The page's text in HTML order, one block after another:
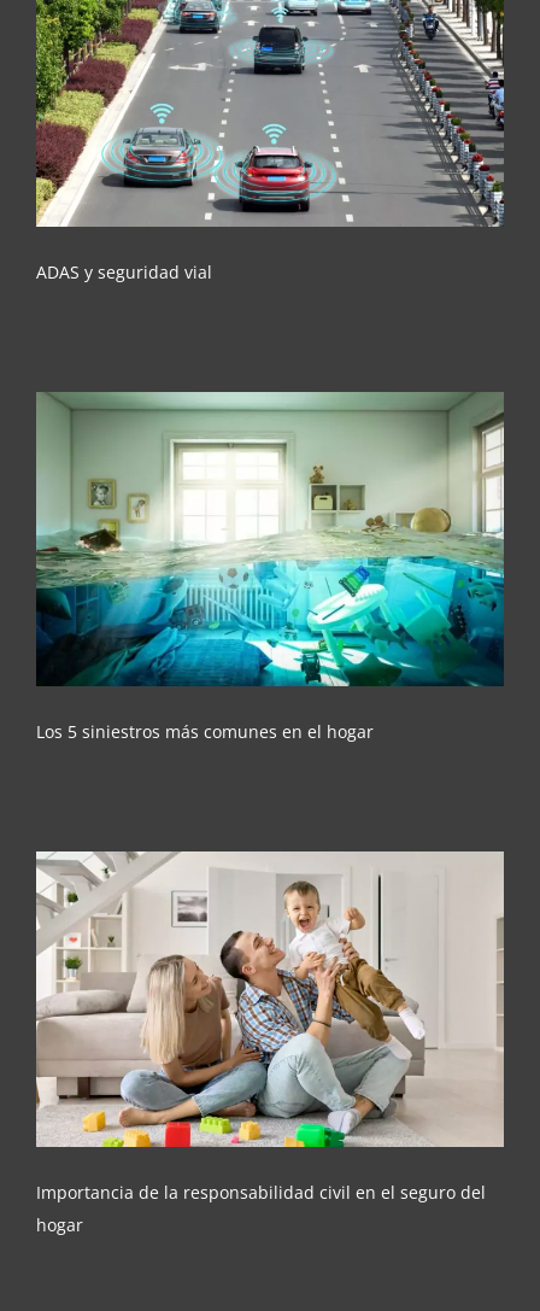
ADAS y seguridad vial
ADAS y seguridad vial
Los 5 siniestros más comunes en el hogar
Los 5 siniestros más comunes en el hogar
Importancia de la responsabilidad civil en el
seguro del hogar
Importancia de la responsabilidad civil en el seguro del
hogar